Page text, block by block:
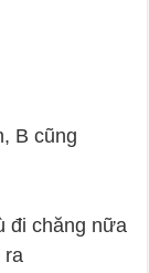
B cũng
đi chăng nữa
ra